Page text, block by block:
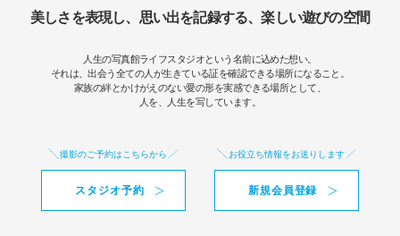
美しさを表現し、思い出を記録する、楽しい遊びの空間
人生の写真館ライフスタジオという名前に込めた想い。
それは、出会う全ての人が生きている証を確認できる場所になること。
家族の絆とかけがえのない愛の形を実感できる場所として、
人を、人生を写しています。
撮影のご予約はこちらから
スタジオ予約
お役立ち情報をお送りします
新規会員登録